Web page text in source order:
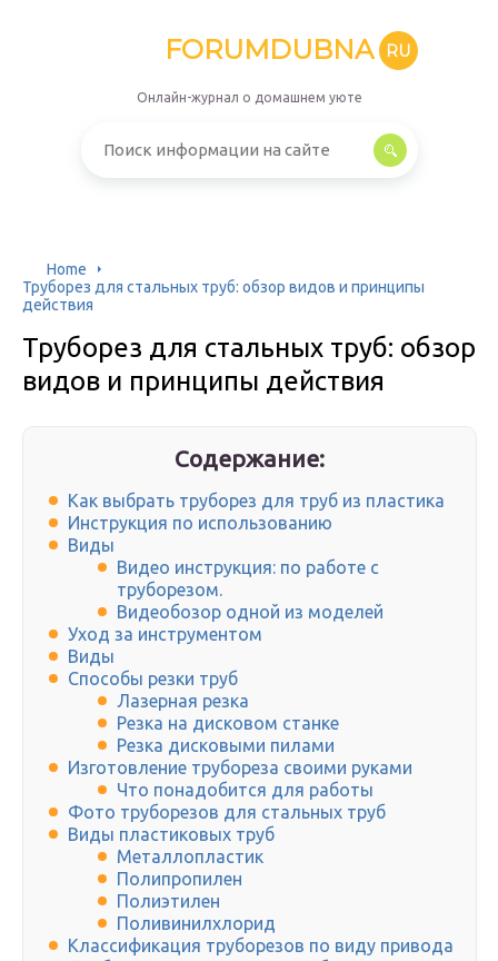
FORUMDUBNA RU
Онлайн-журнал о домашнем уюте
Home
Труборез для стальных труб: обзор видов и принципы
действия
Труборез для стальных труб: обзор
видов и принципы действия
Содержание:
Как выбрать труборез для труб из пластика
Инструкция по использованию
Виды
Видео инструкция: по работе с
труборезом.
Видеобозор одной из моделей
Уход за инструментом
Виды
Способы резки труб
Лазерная резка
Резка на дисковом станке
Резка дисковыми пилами
Изготовление трубореза своими руками
Что понадобится для работы
Фото труборезов для стальных труб
Виды пластиковых труб
Металлопластик
Полипропилен
Полиэтилен
Поливинилхлорид
Классификация труборезов по виду привода